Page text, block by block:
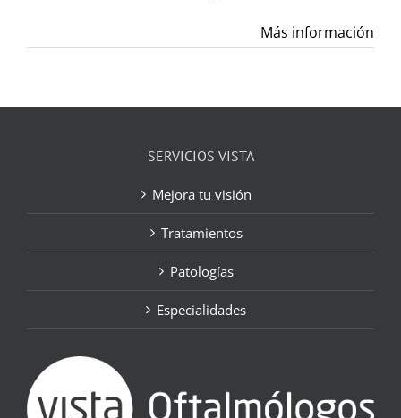
Más información
SERVICIOS VISTA
Mejora tu visión
Tratamientos
Patologías
Especialidades